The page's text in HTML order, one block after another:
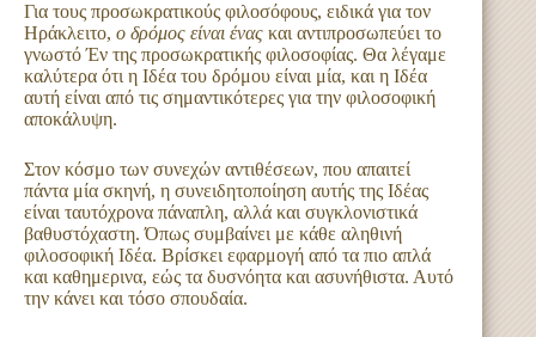
Για τους προσωκρατικούς φιλοσόφους, ειδικά για τον
Ηράκλειτο, ο δρόμος είναι ένας και αντιπροσωπεύει το
γνωστό Έν της προσωκρατικής φιλοσοφίας. Θα λέγαμε
καλύτερα ότι η Ιδέα του δρόμου είναι μία, και η Ιδέα
αυτή είναι από τις σημαντικότερες για την φιλοσοφική
αποκάλυψη.
Στον κόσμο των συνεχών αντιθέσεων, που απαιτεί
πάντα μία σκηνή, η συνειδητοποίηση αυτής της Ιδέας
είναι ταυτόχρονα πάναπλη, αλλά και συγκλονιστικά
βαθυστόχαστη. Όπως συμβαίνει με κάθε αληθινή
φιλοσοφική Ιδέα. Βρίσκει εφαρμογή από τα πιο απλά
και καθημερινα, εώς τα δυσνόητα και ασυνήθιστα. Αυτό
την κάνει και τόσο σπουδαία.